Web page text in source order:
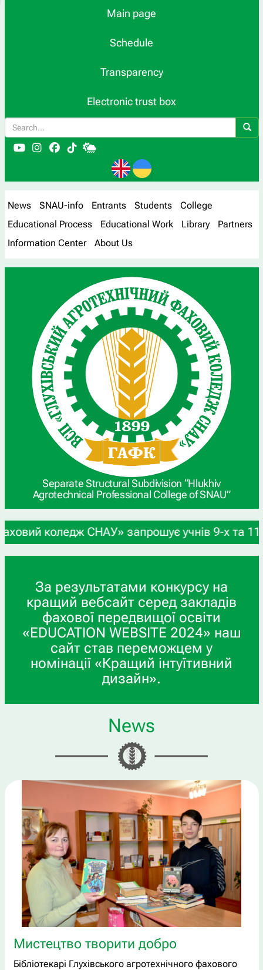
Main page
Schedule
Transparency
Electronic trust box
News SNAU-info Entrants Students
College
Educational Process
Educational Work Library
Partners
Information Center
About Us
Separate Structural Subdivision “Hlukhiv
Agrotechnical Professional College of SNAU”
СНАУ» запрошує учнів 9-х та 11-х класів,
За результатами конкурсу на
кращий вебсайт серед закладів
фахової передвищої освіти
«EDUCATION WEBSITE 2024» наш
сайт став переможцем у
номінації «Кращий інтуїтивний
дизайн».
News
Мистецтво творити добро
Бібліотекарі Глухівського агротехнічного фахового